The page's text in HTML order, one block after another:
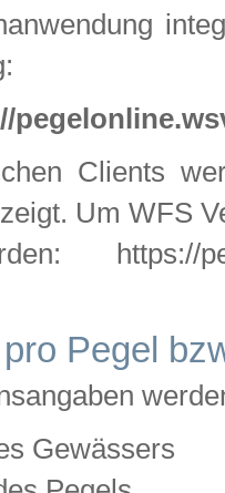
Clients
Um WFS
https://
Pegel
Gewässers